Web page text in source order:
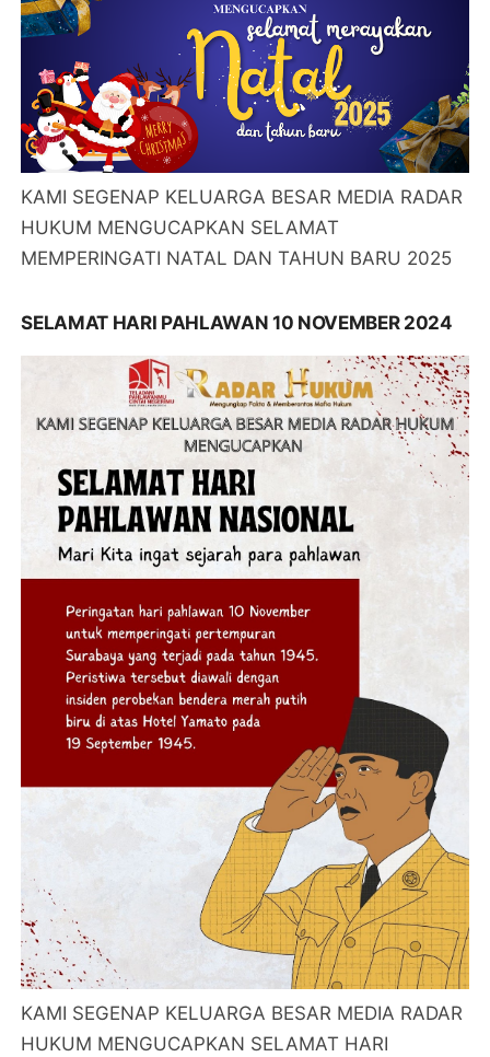
KAMI SEGENAP KELUARGA BESAR MEDIA RADAR
HUKUM MENGUCAPKAN SELAMAT
MEMPERINGATI NATAL DAN TAHUN BARU 2025
SELAMAT HARI PAHLAWAN 10 NOVEMBER 2024
KAMI SEGENAP KELUARGA BESAR MEDIA RADAR
HUKUM MENGUCAPKAN SELAMAT HARI